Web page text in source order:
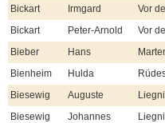
Bickart
Irmgard Vor
Bickart
Peter-Arnold Vor
Bieber
Hans
Bienheim
Hulda
Biesewig
Auguste
Biesewig
Johannes